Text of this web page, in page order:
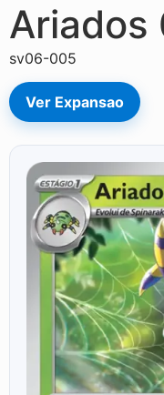
Ariados
sv06-005
Ver Expansao